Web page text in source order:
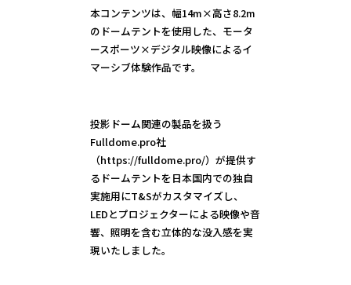
本コンテンツは、幅14m×高さ8.2m
のドームテントを使用した、モータ
ースポーツ×デジタル映像によるイ
マーシブ体験作品です。
投影ドーム関連の製品を扱う
Fulldome.pro社
（https://fulldome.pro/）が提供す
るドームテントを日本国内での独自
実施用にT&Sがカスタマイズし、
LEDとプロジェクターによる映像や音
響、照明を含む立体的な没入感を実
現いたしました。